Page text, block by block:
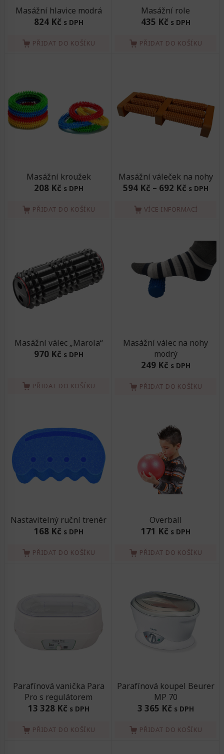
Masážní hlavice modrá
824 Kč s DPH
PŘIDAT DO KOŠÍKU
Masážní role
435 Kč s DPH
PŘIDAT DO KOŠÍKU
Masážní kroužek
208 Kč s DPH
PŘIDAT DO KOŠÍKU
Masážní váleček na nohy
594 Kč– 692 Kč s DPH
VÍCE INFORMACÍ
Masážní válec „Marola“
970 Kč s DPH
PŘIDAT DO KOŠÍKU
Masážní válec na nohy
modrý
249 Kč s DPH
PŘIDAT DO KOŠÍKU
Nastavitelný ruční trenér
168 Kč s DPH
PŘIDAT DO KOŠÍKU
Overball
171 Kč s DPH
PŘIDAT DO KOŠÍKU
Parafínová vanička Para
Pro s regulátorem
13 328 Kč s DPH
PŘIDAT DO KOŠÍKU
Parafínová koupel Beurer
MP 70
3 365 Kč s DPH
PŘIDAT DO KOŠÍKU